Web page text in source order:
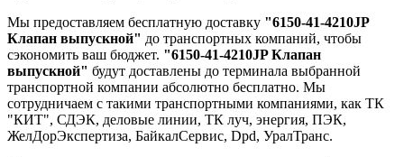
Мы предоставляем бесплатную доставку "6150-41-4210JP
Клапан выпускной" до транспортных компаний, чтобы
сэкономить ваш бюджет. "6150-41-4210JP Клапан
выпускной" будут доставлены до терминала выбранной
транспортной компании абсолютно бесплатно. Мы
сотрудничаем с такими транспортными компаниями, как ТК
"КИТ", СДЭК, деловые линии, ТК луч, энергия, ПЭК,
ЖелДорЭкспертиза, БайкалСервис, Dpd, УралТранс.